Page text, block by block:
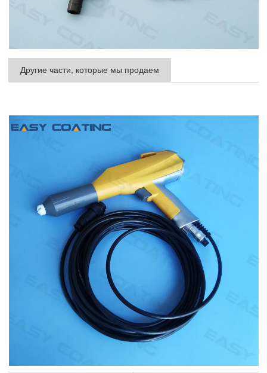
Другие части, которые мы продаем